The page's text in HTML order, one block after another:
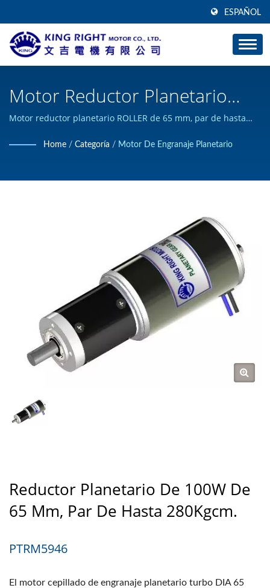
ESPAÑOL
Motor Reductor Planetario
ROLLER De 65 Mm, Par De
Hasta 280Kgcm. (28Nm). /
Torque | KING RIGHT MOTOR
Motor reductor planetario ROLLER de 65 mm, par de hasta
construir productos de motor DC personalizados, y ha
Home / Categoría / Motor De Engranaje Planetario
Reductor Planetario De 100W De
65 Mm, Par De Hasta 280Kgcm.
PTRM5946
El motor cepillado de engranaje planetario turbo DIA 65